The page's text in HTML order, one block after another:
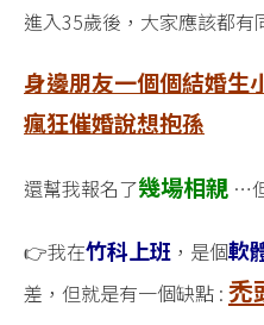
從
光
!
禿
頭，
讓
進入35歲後，大家應該都
身邊朋友一個個結婚生
瘋狂催婚說想抱孫
還幫我報名了幾場相親 …
👉我在竹科上班 ，是個軟
差，但就是有一個缺點 : 禿